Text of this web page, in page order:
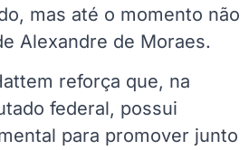
mas até o momento não
Alexandre de Moraes.
reforça que, na
federal, possui
para promover junto